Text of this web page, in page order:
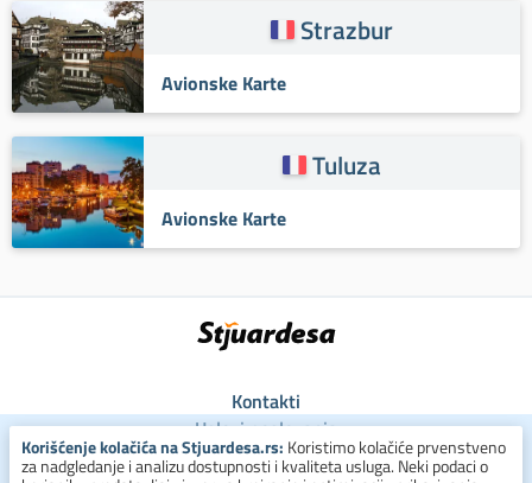
Strazbur
Avionske Karte
Tuluza
Avionske Karte
Kontakti
Uslovi poslovanja
Uslovi za kolačiće
Korišćenje kolačića na Stjuardesa.rs: Koristimo kolačiće prvenstveno
za nadgledanje i analizu dostupnosti i kvaliteta usluga. Neki podaci o